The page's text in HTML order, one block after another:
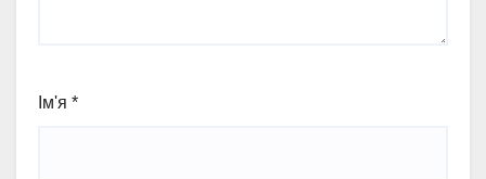
Ім'я *